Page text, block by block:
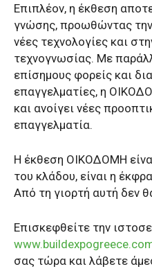
Επιπλέον, η έκθεση
γνώσης, προωθώντας
νέες τεχνολογίες και
τεχνογνωσίας. Με
επίσημους φορείς και
επαγγελματίες, η
και ανοίγει νέες
επαγγελματία.
Η έκθεση ΟΙΚΟΔΟΜΗ
του κλάδου, είναι η
Από τη γιορτή αυτή δεν
Επισκεφθείτε την
σας τώρα και λάβετε